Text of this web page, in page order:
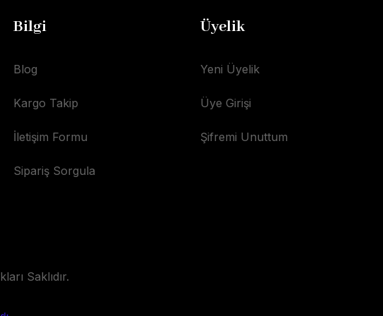
Bilgi
Blog
Kargo Takip
İletişim Formu
Sipariş Sorgula
Üyelik
Yeni Üyelik
Üye Girişi
Şifremi Unuttum
Saklıdır.